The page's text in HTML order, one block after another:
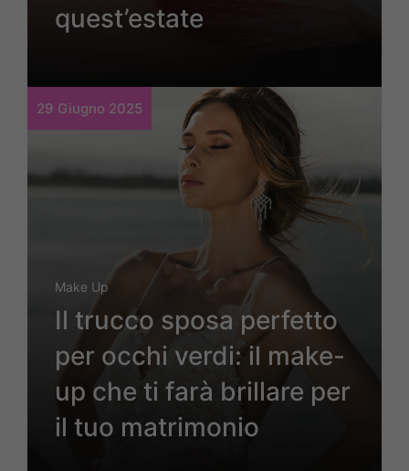
quest’estate
29 Giugno 2025
Make Up
Il trucco sposa perfetto
per occhi verdi: il make-
up che ti farà brillare per
il tuo matrimonio